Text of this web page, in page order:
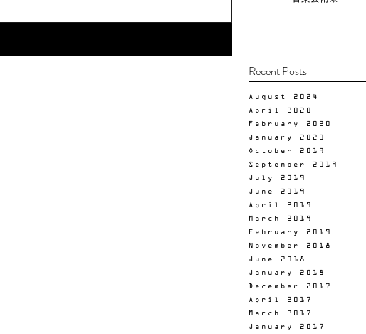
Recent Posts
August 2024
April 2020
February 2020
January 2020
October 2019
September 2019
July 2019
June 2019
April 2019
March 2019
February 2019
November 2018
June 2018
January 2018
December 2017
April 2017
March 2017
January 2017